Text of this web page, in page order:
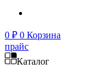
0 ₽ 0 Корзина
прайс
Каталог